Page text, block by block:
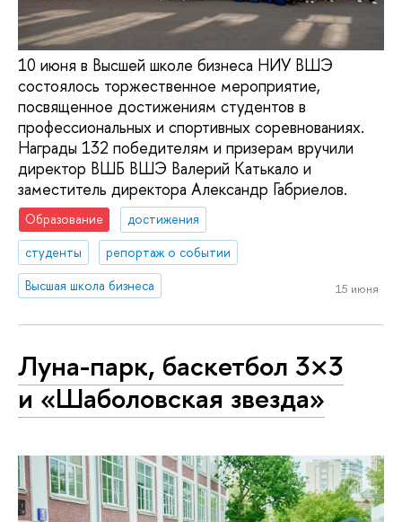
10 июня в Высшей школе бизнеса НИУ ВШЭ
состоялось торжественное мероприятие,
посвященное достижениям студентов в
профессиональных и спортивных соревнованиях.
Награды 132 победителям и призерам вручили
директор ВШБ ВШЭ Валерий Катькало и
заместитель директора Александр Габриелов.
Образование
достижения
студенты
репортаж о событии
Высшая школа бизнеса
15 июня
Луна-парк, баскетбол 3×3
и «Шаболовская звезда»